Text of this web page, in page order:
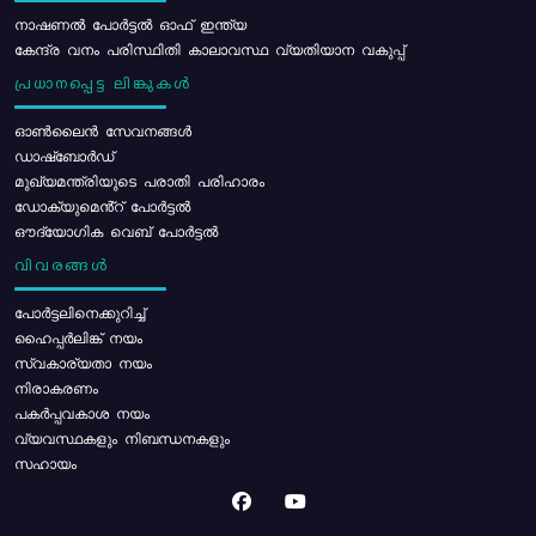
നാഷണൽ പോർട്ടൽ ഓഫ് ഇന്ത്യ
കേന്ദ്ര വനം പരിസ്ഥിതി കാലാവസ്ഥ വ്യതിയാന വകുപ്പ്
പ്രധാനപ്പെട്ട ലിങ്കുകൾ
ഓൺലൈൻ സേവനങ്ങൾ
ഡാഷ്ബോർഡ്
മുഖ്യമന്ത്രിയുടെ പരാതി പരിഹാരം
ഡോക്യുമെൻ്റ് പോർട്ടൽ
ഔദ്യോഗിക വെബ് പോർട്ടൽ
വിവരങ്ങൾ
പോര്‍ട്ടലിനെക്കുറിച്ച്
ഹൈപ്പർലിങ്ക് നയം
സ്വകാര്യതാ നയം
നിരാകരണം
പകർപ്പവകാശ നയം
വ്യവസ്ഥകളും നിബന്ധനകളും
സഹായം